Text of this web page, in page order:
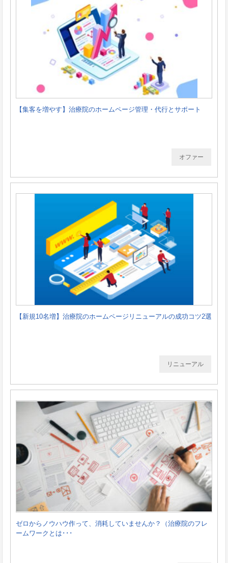
【集客を増やす】治療院のホームページ管理・代行とサポート
オファー
【新規10名増】治療院のホームページリニューアルの成功コツ2選
リニューアル
ゼロからノウハウ作って、消耗していませんか？（治療院のフレ
ームワークとは･･･